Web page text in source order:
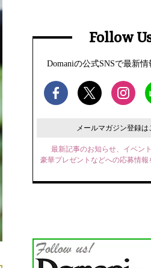
Follow
Domaniの公式SNSで最新情
メールマガジン登録は
最新記事のお知らせ、イベン
豪華プレゼントなどへの応募情報